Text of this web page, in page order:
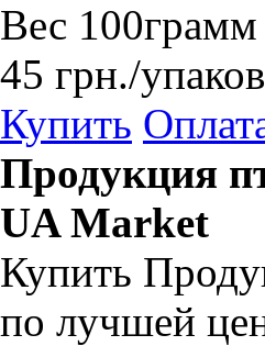
Вес 100грамм
45 грн./
Купить
Продукция
UA Market
Купить
по лучшей